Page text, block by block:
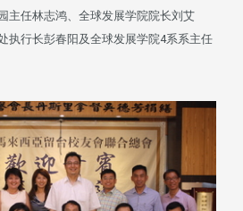
主任林志鸿、全球发展学院院长刘艾
执行长彭春阳及全球发展学院4系系主任